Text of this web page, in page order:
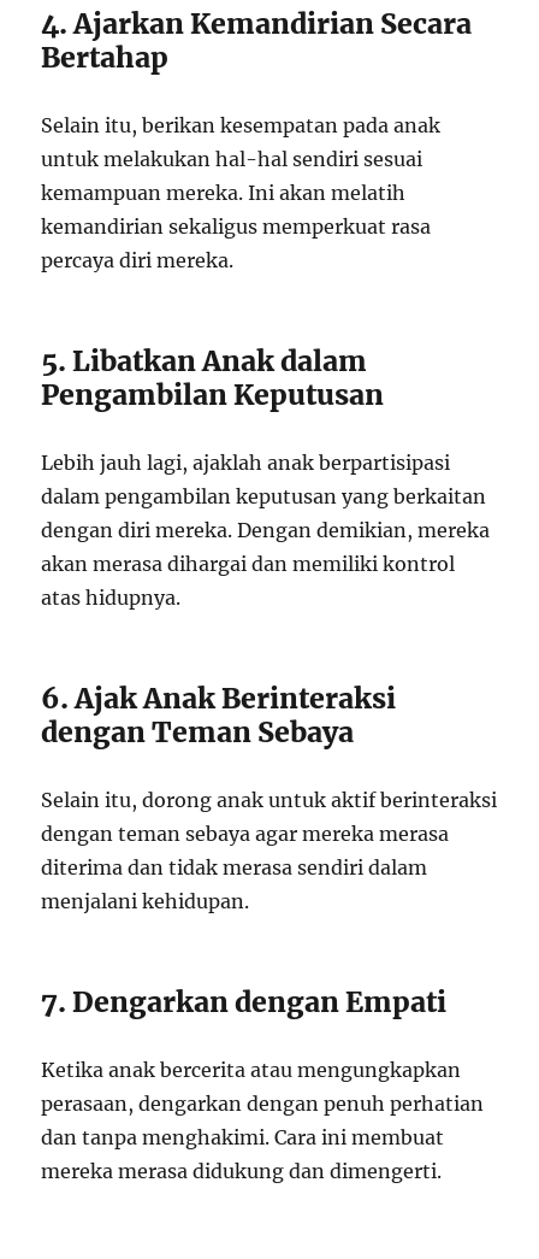
4. Ajarkan Kemandirian Secara
Bertahap
Selain itu, berikan kesempatan pada anak
untuk melakukan hal-hal sendiri sesuai
kemampuan mereka. Ini akan melatih
kemandirian sekaligus memperkuat rasa
percaya diri mereka.
5. Libatkan Anak dalam
Pengambilan Keputusan
Lebih jauh lagi, ajaklah anak berpartisipasi
dalam pengambilan keputusan yang berkaitan
dengan diri mereka. Dengan demikian, mereka
akan merasa dihargai dan memiliki kontrol
atas hidupnya.
6. Ajak Anak Berinteraksi
dengan Teman Sebaya
Selain itu, dorong anak untuk aktif berinteraksi
dengan teman sebaya agar mereka merasa
diterima dan tidak merasa sendiri dalam
menjalani kehidupan.
7. Dengarkan dengan Empati
Ketika anak bercerita atau mengungkapkan
perasaan, dengarkan dengan penuh perhatian
dan tanpa menghakimi. Cara ini membuat
mereka merasa didukung dan dimengerti.